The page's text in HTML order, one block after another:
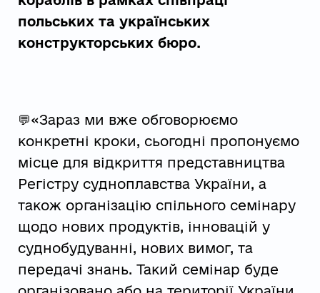
польських та українських
конструкторських бюро.
💬«Зараз ми вже обговорюємо
конкретні кроки, сьогодні пропонуємо
місце для відкриття представництва
Регістру судноплавства України, а
також організацію спільного семінару
щодо нових продуктів, інновацій у
суднобудуванні, нових вимог, та
передачі знань. Такий семінар буде